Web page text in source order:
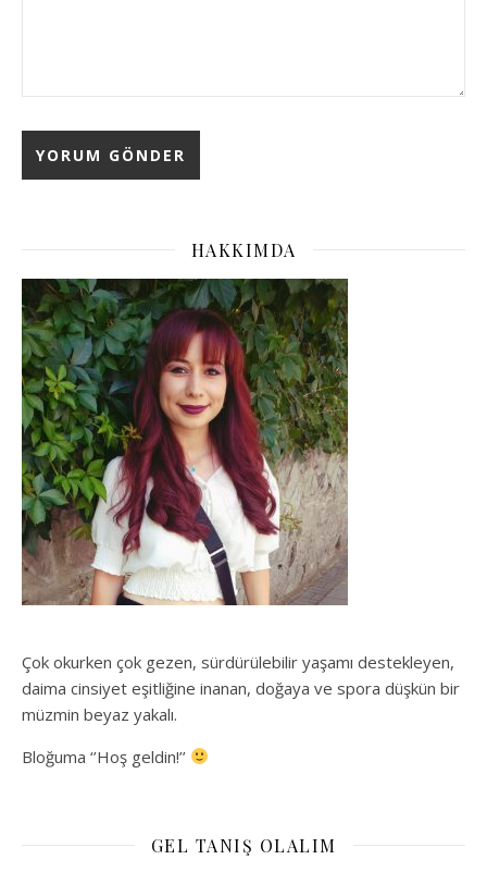
HAKKIMDA
Çok okurken çok gezen, sürdürülebilir yaşamı destekleyen,
daima cinsiyet eşitliğine inanan, doğaya ve spora düşkün bir
müzmin beyaz yakalı.
Bloğuma ‘’Hoş geldin!’’
GEL TANIŞ OLALIM